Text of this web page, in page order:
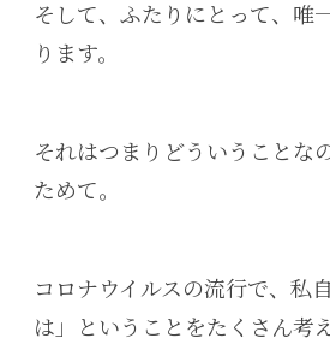
そして、ふたりにとって、唯
ります。
それはつまりどういうことな
ためて。
コロナウイルスの流行で、私
は」ということをたくさん考